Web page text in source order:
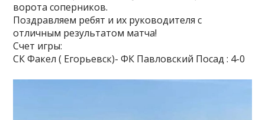
ворота соперников.
Поздравляем ребят и их руководителя с
отличным результатом матча!
Счет игры:
СК Факел ( Егорьевск)- ФК Павловский Посад : 4-0